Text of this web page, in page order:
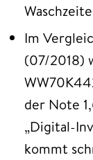
Im
(07/2018)
der Note
„Digital-
kommt